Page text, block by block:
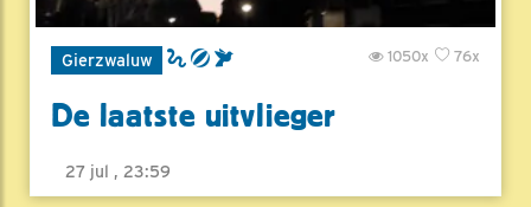
Gierzwaluw 76x
1050x
De laatste uitvlieger
27 jul , 23:59